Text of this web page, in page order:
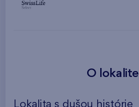
O lokalite
Lokalita s dušou histórie